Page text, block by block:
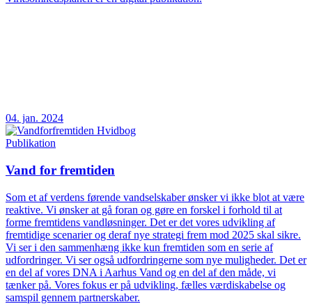
04. jan. 2024
Publikation
Vand for fremtiden
Som et af verdens førende vandselskaber ønsker vi ikke blot at være
reaktive. Vi ønsker at gå foran og gøre en forskel i forhold til at
forme fremtidens vandløsninger. Det er det vores udvikling af
fremtidige scenarier og deraf nye strategi frem mod 2025 skal sikre.
Vi ser i den sammenhæng ikke kun fremtiden som en serie af
udfordringer. Vi ser også udfordringerne som nye muligheder. Det er
en del af vores DNA i Aarhus Vand og en del af den måde, vi
tænker på. Vores fokus er på udvikling, fælles værdiskabelse og
samspil gennem partnerskaber.